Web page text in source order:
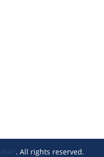
. All rights reserved.